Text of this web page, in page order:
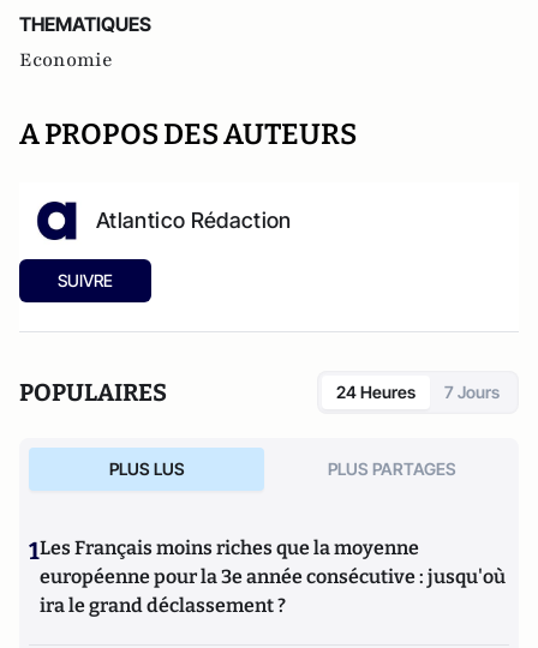
THEMATIQUES
Economie
A PROPOS DES AUTEURS
Atlantico Rédaction
SUIVRE
POPULAIRES 24 Heures 7 Jours
PLUS LUS PLUS PARTAGES
1Les Français moins riches que la moyenne
européenne pour la 3e année consécutive : jusqu'où
ira le grand déclassement ?